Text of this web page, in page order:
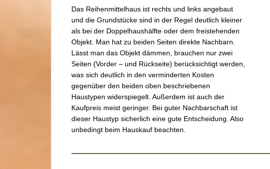
Das Reihenmittelhaus ist rechts und links angebaut
und die Grundstücke sind in der Regel deutlich kleiner
als bei der Doppelhaushälfte oder dem freistehenden
Objekt. Man hat zu beiden Seiten direkte Nachbarn.
Lässt man das Objekt dämmen, brauchen nur zwei
Seiten (Vorder – und Rückseite) berücksichtigt werden,
was sich deutlich in den verminderten Kosten
gegenüber den beiden oben beschriebenen
Haustypen widerspiegelt. Außerdem ist auch der
Kaufpreis meist geringer. Bei guter Nachbarschaft ist
dieser Haustyp sicherlich eine gute Entscheidung. Also
unbedingt beim Hauskauf beachten.